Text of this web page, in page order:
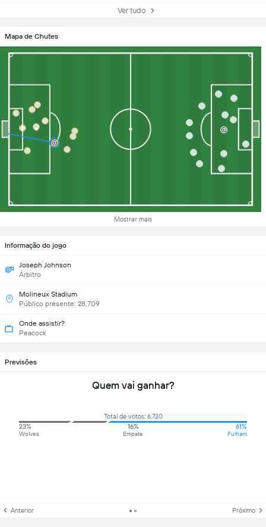
Ver tudo
Mapa de Chutes
Mostrar mais
Informação do jogo
Joseph Johnson
Árbitro
Molineux Stadium
Público presente: 28,709
Onde assistir?
Peacock
Previsões
Quem vai ganhar?
Total de votos: 6,720
23%
Wolves
16%
Empate
61%
Fulham
Anterior Próximo